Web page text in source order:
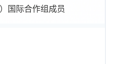
国际合作组成员